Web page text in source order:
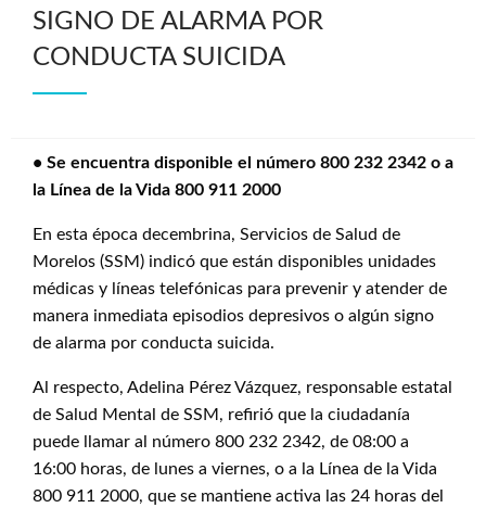
SIGNO DE ALARMA POR
CONDUCTA SUICIDA
• Se encuentra disponible el número 800 232 2342 o a
la Línea de la Vida 800 911 2000
En esta época decembrina, Servicios de Salud de
Morelos (SSM) indicó que están disponibles unidades
médicas y líneas telefónicas para prevenir y atender de
manera inmediata episodios depresivos o algún signo
de alarma por conducta suicida.
Al respecto, Adelina Pérez Vázquez, responsable estatal
de Salud Mental de SSM, refirió que la ciudadanía
puede llamar al número 800 232 2342, de 08:00 a
16:00 horas, de lunes a viernes, o a la Línea de la Vida
800 911 2000, que se mantiene activa las 24 horas del